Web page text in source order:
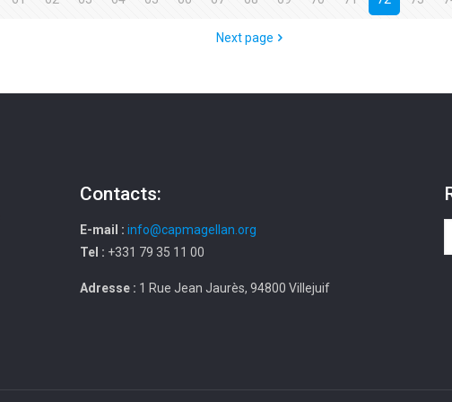
Next page
Contacts:
E-mail : info@capmagellan.org
Tel : +331 79 35 11 00
Adresse : 1 Rue Jean Jaurès, 94800 Villejuif